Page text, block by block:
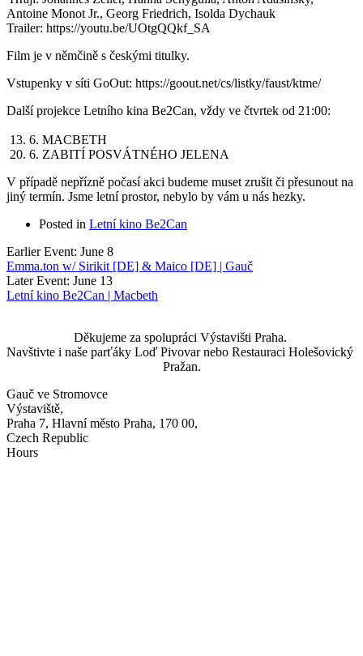
Antoine Monot Jr., Georg Friedrich, Isolda Dychauk
Trailer: https://youtu.be/UOtgQQkf_SA
Film je v němčině s českými titulky.
Vstupenky v síti GoOut: https://goout.net/cs/listky/faust/ktme/
Další projekce Letního kina Be2Can, vždy ve čtvrtek od 21:00:
13. 6. MACBETH
20. 6. ZABITÍ POSVÁTNÉHO JELENA
V případě nepřízně počasí akci budeme muset zrušit či přesunout na
jiný termín. Jsme letní prostor, nebylo by vám u nás hezky.
Posted in Letní kino Be2Can
Earlier Event: June 8
Emma.ton w/ Sirikit [DE] & Maico [DE] | Gauč
Later Event: June 13
Letní kino Be2Can | Macbeth
Děkujeme za spolupráci Výstavišti Praha.
Navštivte i naše parťáky Loď Pivovar nebo Restauraci Holešovický
Pražan.
Gauč ve Stromovce
Výstaviště,
Praha 7, Hlavní město Praha, 170 00,
Czech Republic
Hours